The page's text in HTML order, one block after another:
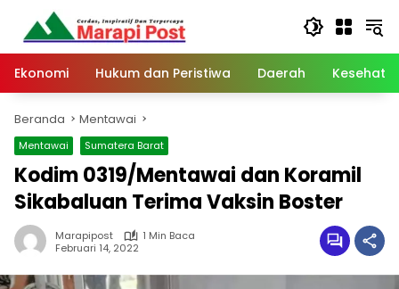
Langsung
konten
Ekonomi
Hukum dan Peristiwa Daerah
Beranda Mentawai
Mentawai Sumatera Barat
Kodim 0319/Mentawai dan Koramil
Sikabaluan Terima Vaksin Boster
Marapipost
1 Min Baca
Februari 14, 2022